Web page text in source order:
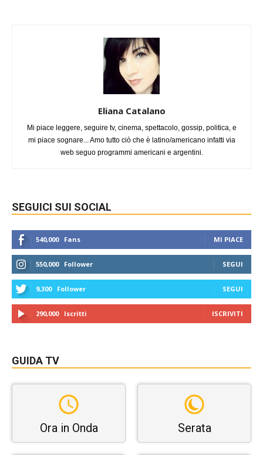
Eliana Catalano
Mi piace leggere, seguire tv, cinema, spettacolo, gossip, politica, e
mi piace sognare... Amo tutto ciò che è latino/americano infatti via
web seguo programmi americani e argentini.
SEGUICI SUI SOCIAL
540,000 Fans MI PIACE
550,000 Follower SEGUI
9,300 Follower SEGUI
290,000 Iscritti ISCRIVITI
GUIDA TV
Ora in Onda Serata